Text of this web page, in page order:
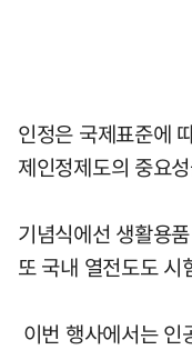
인정은 국제표준에
제인정제도의 중요
기념식에선 생활용
또 국내 열전도도 시
이번 행사에서는